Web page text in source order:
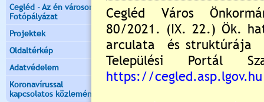
Cegléd - Az én városom -
Fotópályázat
Projektek
Oldaltérkép
Adatvédelem
Koronavírussal
kapcsolatos közlemények